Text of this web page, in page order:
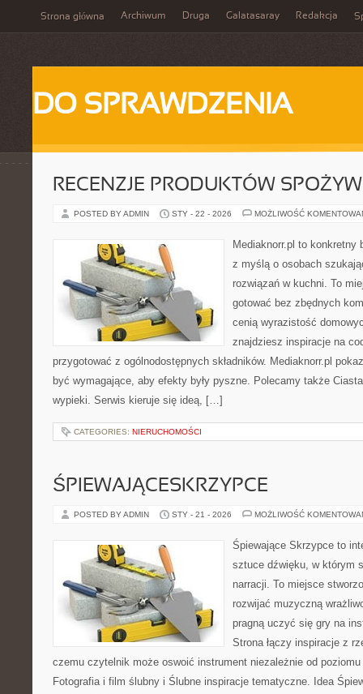
Strona główna Archiwum Druga Galatasaray Redakcja
DO SPRAWDZENIA
RECENZJE PRODUKTÓW
POSTED BY ADMIN STY - 22 - 2026 MOŻLIWOŚĆ
Mediaknorr.pl to konkretny
z myślą o osobach
rozwiązań w kuchni. To
gotować bez zbędnych
cenią wyrazistość
znajdziesz inspiracje na
przygotować z ogólnodostępnych składników. Mediaknorr.pl
być wymagające, aby efekty były pyszne. Polecamy także
wypieki. Serwis kieruje się ideą, […]
CATEGORIES: NIERUCHOMOŚCI
ŚPIEWAJĄCESKRZYPCE
POSTED BY ADMIN STY - 21 - 2026 MOŻLIWOŚĆ
Śpiewające Skrzypce to
sztuce dźwięku, w którym
narracji. To miejsce
rozwijać muzyczną
pragną uczyć się gry na
Strona łączy inspiracje z
czemu czytelnik może oswoić instrument niezależnie od
Fotografia i film ślubny i Ślubne inspiracje tematyczne. Idea